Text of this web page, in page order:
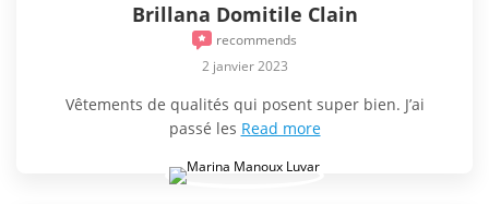
Brillana Domitile Clain
recommends
2 janvier 2023
Vêtements de qualités qui posent super bien. J’ai
passé les Read more